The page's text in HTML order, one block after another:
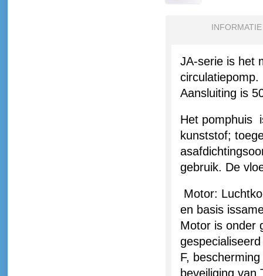
INFORMATIE
JA-serie is het
circulatiepomp.
Aansluiting is
Het pomphuis
kunststof;
asafdichting
gebruik. De
Motor:
en basis is
Motor is onder
F, bescherming
beveiliging van